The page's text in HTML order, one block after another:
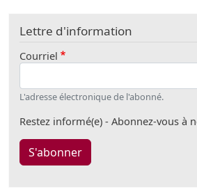
Lettre d'information
Courriel
L'adresse électronique de l'abonné.
Restez informé(e) - Abonnez-vous à
S'abonner